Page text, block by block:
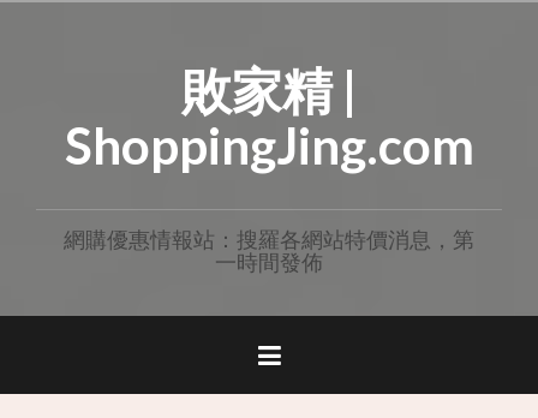
敗家精 |
ShoppingJing.com
網購優惠情報站：搜羅各網站特價消息，第
一時間發佈